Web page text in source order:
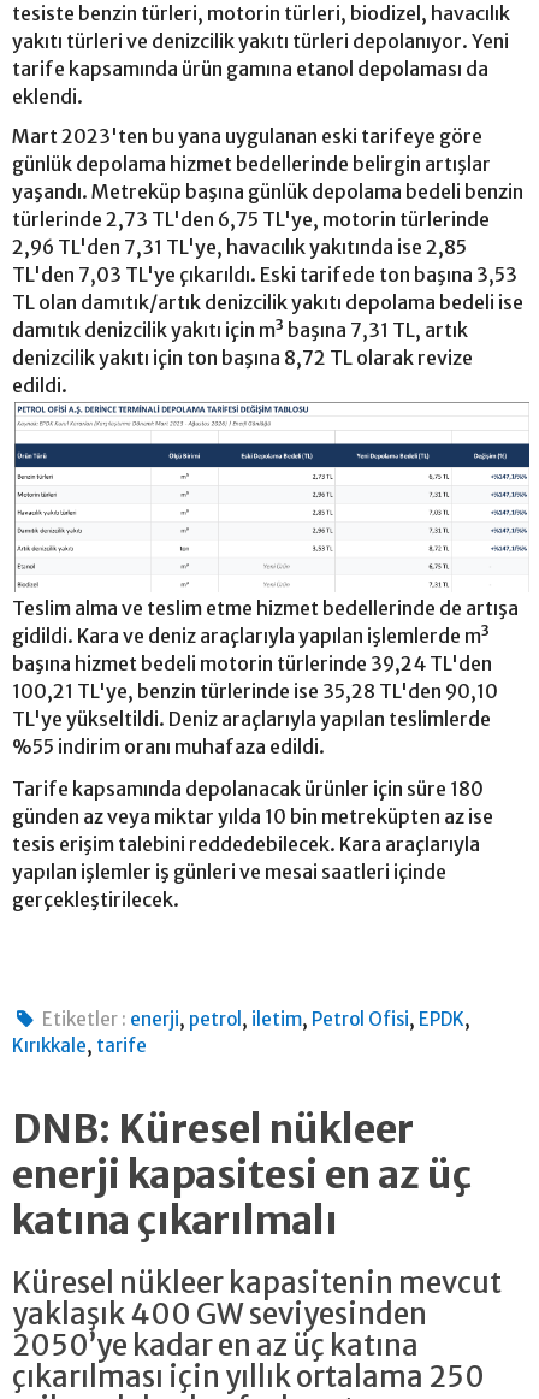
tesiste benzin türleri, motorin türleri, biodizel, havacılık
yakıtı türleri ve denizcilik yakıtı türleri depolanıyor. Yeni
tarife kapsamında ürün gamına etanol depolaması da
eklendi.
Mart 2023'ten bu yana uygulanan eski tarifeye göre
günlük depolama hizmet bedellerinde belirgin artışlar
yaşandı. Metreküp başına günlük depolama bedeli benzin
türlerinde 2,73 TL'den 6,75 TL'ye, motorin türlerinde
2,96 TL'den 7,31 TL'ye, havacılık yakıtında ise 2,85
TL'den 7,03 TL'ye çıkarıldı. Eski tarifede ton başına 3,53
TL olan damıtık/artık denizcilik yakıtı depolama bedeli ise
damıtık denizcilik yakıtı için m³ başına 7,31 TL, artık
denizcilik yakıtı için ton başına 8,72 TL olarak revize
edildi.
Teslim alma ve teslim etme hizmet bedellerinde de artışa
gidildi. Kara ve deniz araçlarıyla yapılan işlemlerde m³
başına hizmet bedeli motorin türlerinde 39,24 TL'den
100,21 TL'ye, benzin türlerinde ise 35,28 TL'den 90,10
TL'ye yükseltildi. Deniz araçlarıyla yapılan teslimlerde
%55 indirim oranı muhafaza edildi.
Tarife kapsamında depolanacak ürünler için süre 180
günden az veya miktar yılda 10 bin metreküpten az ise
tesis erişim talebini reddedebilecek. Kara araçlarıyla
yapılan işlemler iş günleri ve mesai saatleri içinde
gerçekleştirilecek.
Etiketler : enerji, petrol , iletim, Petrol Ofisi, EPDK,
Kırıkkale, tarife
DNB: Küresel nükleer
enerji kapasitesi en az üç
katına çıkarılmalı
Küresel nükleer kapasitenin mevcut
yaklaşık 400 GW seviyesinden
2050’ye kadar en az üç katına
çıkarılması için yıllık ortalama 250